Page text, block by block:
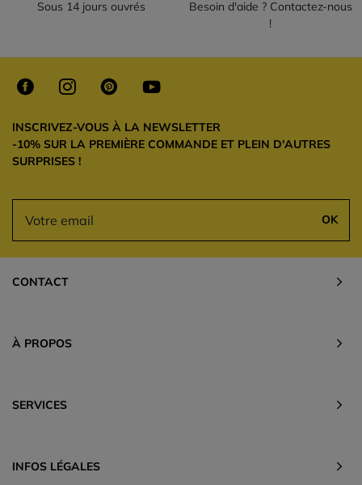
Sous 14 jours ouvrés
Besoin d'aide ? Contactez-nous
!
INSCRIVEZ-VOUS À LA NEWSLETTER
-10% SUR LA PREMIÈRE COMMANDE ET PLEIN D'AUTRES
SURPRISES !
OK
CONTACT
À PROPOS
SERVICES
INFOS LÉGALES